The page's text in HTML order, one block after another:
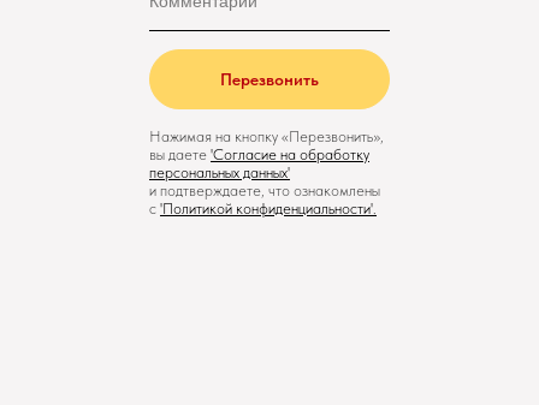
Перезвонить
Нажимая на кнопку «Перезвонить»,
вы даете 'Cогласие на обработку
персональных данных'
и подтверждаете, что ознакомлены
с 'Политикой конфиденциальности'.